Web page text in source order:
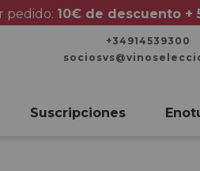
pedido: 10€ de descuento +
+34914539300
Suscripciones